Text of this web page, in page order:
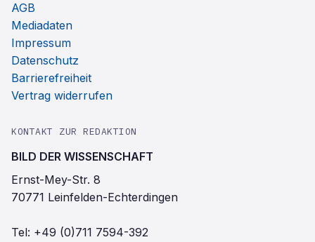
AGB
Mediadaten
Impressum
Datenschutz
Barrierefreiheit
Vertrag widerrufen
KONTAKT ZUR REDAKTION
BILD DER WISSENSCHAFT
Ernst-Mey-Str. 8
70771 Leinfelden-Echterdingen
Tel: +49 (0)711 7594-392